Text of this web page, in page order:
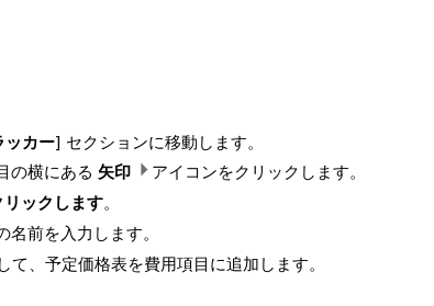
ッカー] セクションに移動します。
の横にある 矢印
アイコンをクリックします。
ックします。
前を入力します。
て、予定価格表を費用項目に追加します。